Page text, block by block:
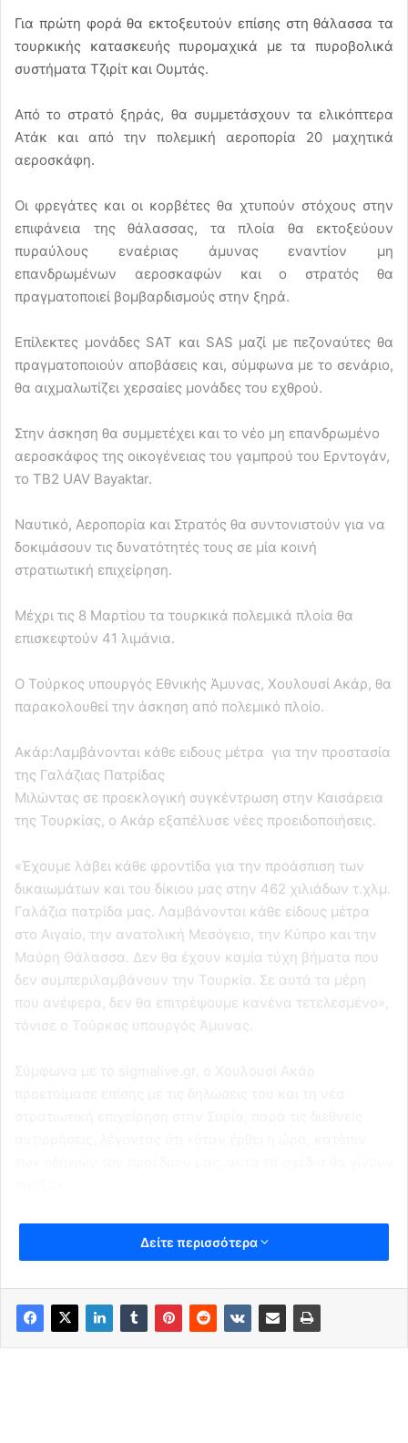
Για πρώτη φορά θα εκτοξευτούν επίσης στη θάλασσα τα
τουρκικής κατασκευής πυρομαχικά με τα πυροβολικά
συστήματα Τζιρίτ και Ουμτάς.
Από το στρατό ξηράς, θα συμμετάσχουν τα ελικόπτερα
Ατάκ και από την πολεμική αεροπορία 20 μαχητικά
αεροσκάφη.
Οι φρεγάτες και οι κορβέτες θα χτυπούν στόχους στην
επιφάνεια της θάλασσας, τα πλοία θα εκτοξεύουν
πυραύλους εναέριας άμυνας εναντίον μη
επανδρωμένων αεροσκαφών και ο στρατός θα
πραγματοποιεί βομβαρδισμούς στην ξηρά.
Επίλεκτες μονάδες SAT και SAS μαζί με πεζοναύτες θα
πραγματοποιούν αποβάσεις και, σύμφωνα με το σενάριο,
θα αιχμαλωτίζει χερσαίες μονάδες του εχθρού.
Στην άσκηση θα συμμετέχει και το νέο μη επανδρωμένο
αεροσκάφος της οικογένειας του γαμπρού του Ερντογάν,
το TB2 UAV Bayaktar.
Ναυτικό, Αεροπορία και Στρατός θα συντονιστούν για να
δοκιμάσουν τις δυνατότητές τους σε μία κοινή
στρατιωτική επιχείρηση.
Μέχρι τις 8 Μαρτίου τα τουρκικά πολεμικά πλοία θα
επισκεφτούν 41 λιμάνια.
Ο Τούρκος υπουργός Εθνικής Άμυνας, Χουλουσί Ακάρ, θα
παρακολουθεί την άσκηση από πολεμικό πλοίο.
Ακάρ:Λαμβάνονται κάθε ειδους μέτρα για την προστασία
της Γαλάζιας Πατρίδας
Μιλώντας σε προεκλογική συγκέντρωση στην Καισάρεια
της Τουρκίας, ο Ακάρ εξαπέλυσε νέες προειδοποιήσεις.
«Έχουμε λάβει κάθε φροντίδα για την προάσπιση των
δικαιωμάτων και του δίκιου μας στην 462 χιλιάδων τ.χλμ.
Γαλάζια πατρίδα μας. Λαμβάνονται κάθε είδους μέτρα
στο Αιγαίο, την ανατολική Μεσόγειο, την Κύπρο και την
Μαύρη Θάλασσα. Δεν θα έχουν καμία τύχη βήματα που
δεν συμπεριλαμβάνουν την Τουρκία. Σε αυτά τα μέρη
που ανέφερα, δεν θα επιτρέψουμε κανένα τετελεσμένο»,
τόνισε ο Τούρκος υπουργός Άμυνας.
Σύμφωνα με το sigmalive.gr, ο Χουλουσί Ακάρ
Δείτε περισσότερα